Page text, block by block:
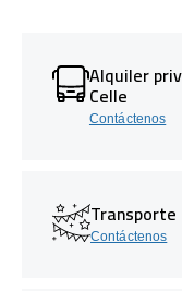
Alquiler
Celle
Contáctenos
Contáctenos